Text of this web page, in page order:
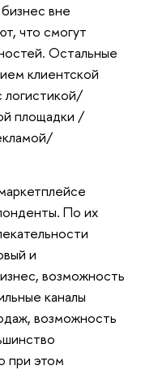
вне
что смогут
Остальные
клиентской
логистикой/
площадки /
По их
и
возможность
каналы
возможность
при этом